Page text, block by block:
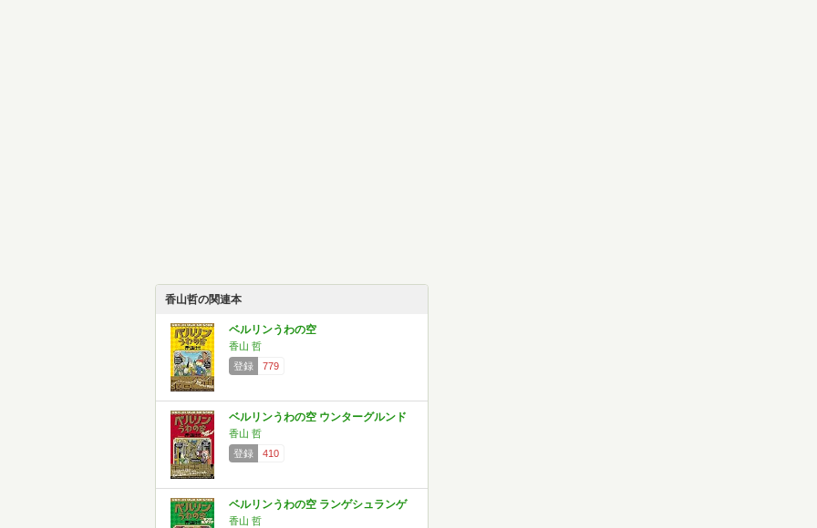
香山哲の関連本
ベルリンうわの空
香山 哲
登録
779
ベルリンうわの空 ウンターグルンド
香山 哲
登録
410
ベルリンうわの空 ランゲシュランゲ
香山 哲